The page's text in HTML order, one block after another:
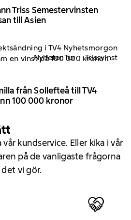
Triss Semestervinsten
till Asien
Nyheter Tur Trissvinst
från Sollefteå till TV4
100 000 kronor
kundservice. Eller kika i vår
på de vanligaste frågorna
vi gör.